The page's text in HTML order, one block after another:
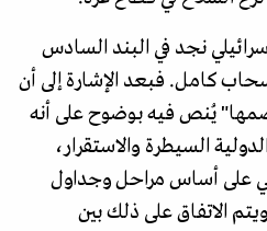
نجد في البند السادس
كامل. فبعد الإشارة إلى أن
يُنص فيه بوضوح على أنه
السيطرة والاستقرار،
على أساس مراحل وجداول
الاتفاق على ذلك بين